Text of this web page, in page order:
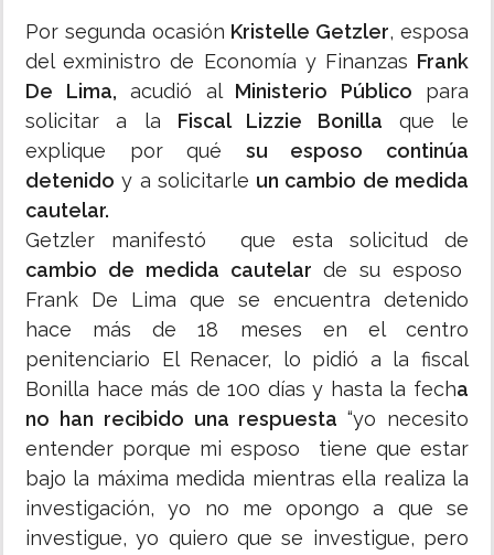
Por segunda ocasión Kristelle Getzler, esposa
del exministro de Economía y Finanzas Frank
De Lima, acudió al Ministerio Público para
solicitar a la Fiscal Lizzie Bonilla que le
explique por qué su esposo continúa
detenido y a solicitarle un cambio de medida
cautelar.
Getzler manifestó que esta solicitud de
cambio de medida cautelar de su esposo
Frank De Lima que se encuentra detenido
hace más de 18 meses en el centro
penitenciario El Renacer, lo pidió a la fiscal
Bonilla hace más de 100 días y hasta la fecha
no han recibido una respuesta“yo necesito
entender porque mi esposo tiene que estar
bajo la máxima medida mientras ella realiza la
investigación, yo no me opongo a que se
investigue, yo quiero que se investigue, pero